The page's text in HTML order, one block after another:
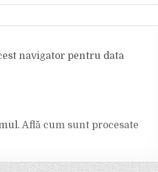
navigator pentru data
Află cum sunt procesate